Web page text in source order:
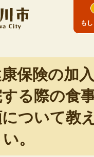
も
保険の加
る際の食
ついて教
。